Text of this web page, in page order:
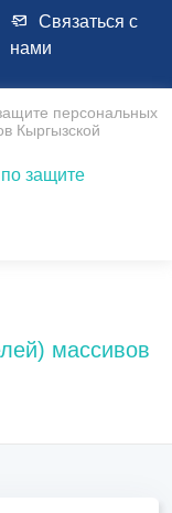
Связаться с
нами
персональных
Кыргызской
по защите
массивов